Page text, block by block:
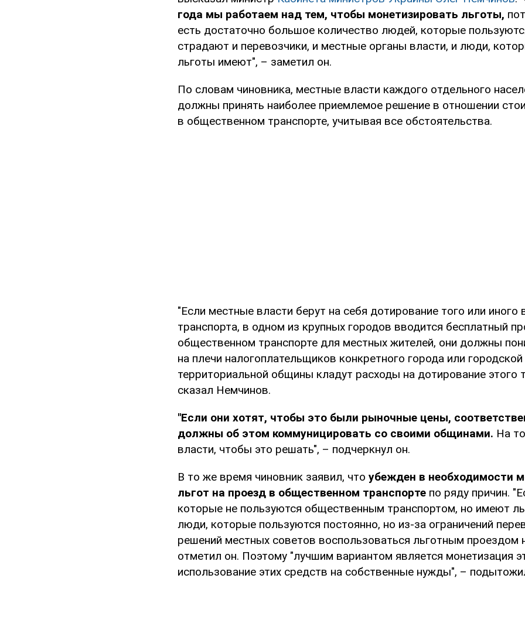
года мы работаем над тем, чтобы монетизировать льготы,
есть достаточно большое количество людей, которые
страдают и перевозчики, и местные органы власти, и люди,
льготы имеют", – заметил он.
По словам чиновника, местные власти каждого отдельного
должны принять наиболее приемлемое решение в отношении
в общественном транспорте, учитывая все обстоятельства.
"Если местные власти берут на себя дотирование того или иного
транспорта, в одном из крупных городов вводится бесплатный
общественном транспорте для местных жителей, они должны
на плечи налогоплательщиков конкретного города или городской
территориальной общины кладут расходы на дотирование этого
сказал Немчинов.
"Если они хотят, чтобы это были рыночные цены,
должны об этом коммуницировать со своими общинами. На
власти, чтобы это решать", – подчеркнул он.
В то же время чиновник заявил, что убежден в необходимости
льгот на проезд в общественном транспорте по ряду причин.
которые не пользуются общественным транспортом, но имеют
люди, которые пользуются постоянно, но из-за ограничений
решений местных советов воспользоваться льготным проездом
отметил он. Поэтому "лучшим вариантом является монетизация
использование этих средств на собственные нужды", –